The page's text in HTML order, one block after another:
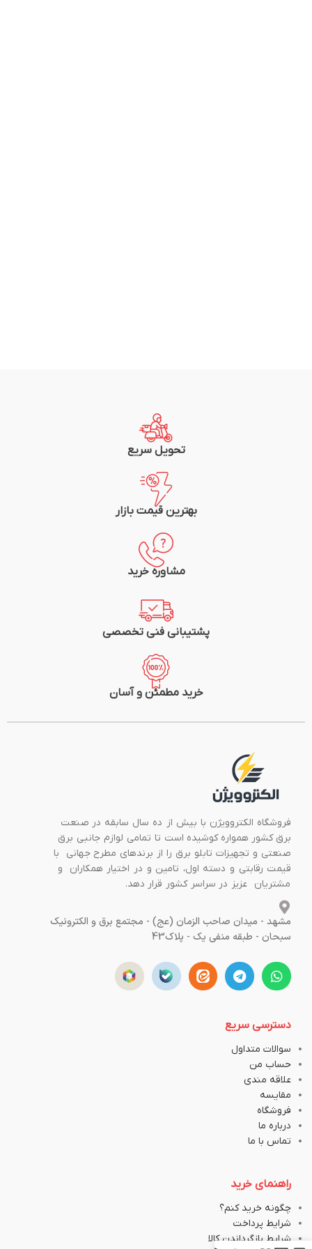
تحویل سریع
بهترین قیمت بازار
مشاوره خرید
پشتیبانی فنی تخصصی
خرید مطمئن و آسان
فروشگاه الکتروویژن با بیش از ده سال سابقه در صنعت
برق کشور همواره کوشیده است تا تمامی لوازم جانبی برق
صنعتی و تجهیزات تابلو برق را از برندهای مطرح جهانی با
قیمت رقابتی و دسته اول، تامین و در اختیار همکاران و
مشتریان عزیز در سراسر کشور قرار دهد.
مشهد - میدان صاحب الزمان (عج) - مجتمع برق و الکترونیک
سبحان - طبقه منفی یک - پلاک43
دسترسی سریع
سوالات متداول
حساب من
علاقه مندی
مقایسه
فروشگاه
درباره ما
تماس با ما
راهنمای خرید
چگونه خرید کنم؟
شرایط پرداخت
شرایط بازگرداندن کالا